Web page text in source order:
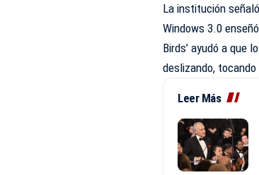
La institución
Windows 3.0
Birds’ ayudó a que
deslizando,
Leer Más